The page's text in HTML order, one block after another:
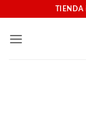
contenido
TIENDA